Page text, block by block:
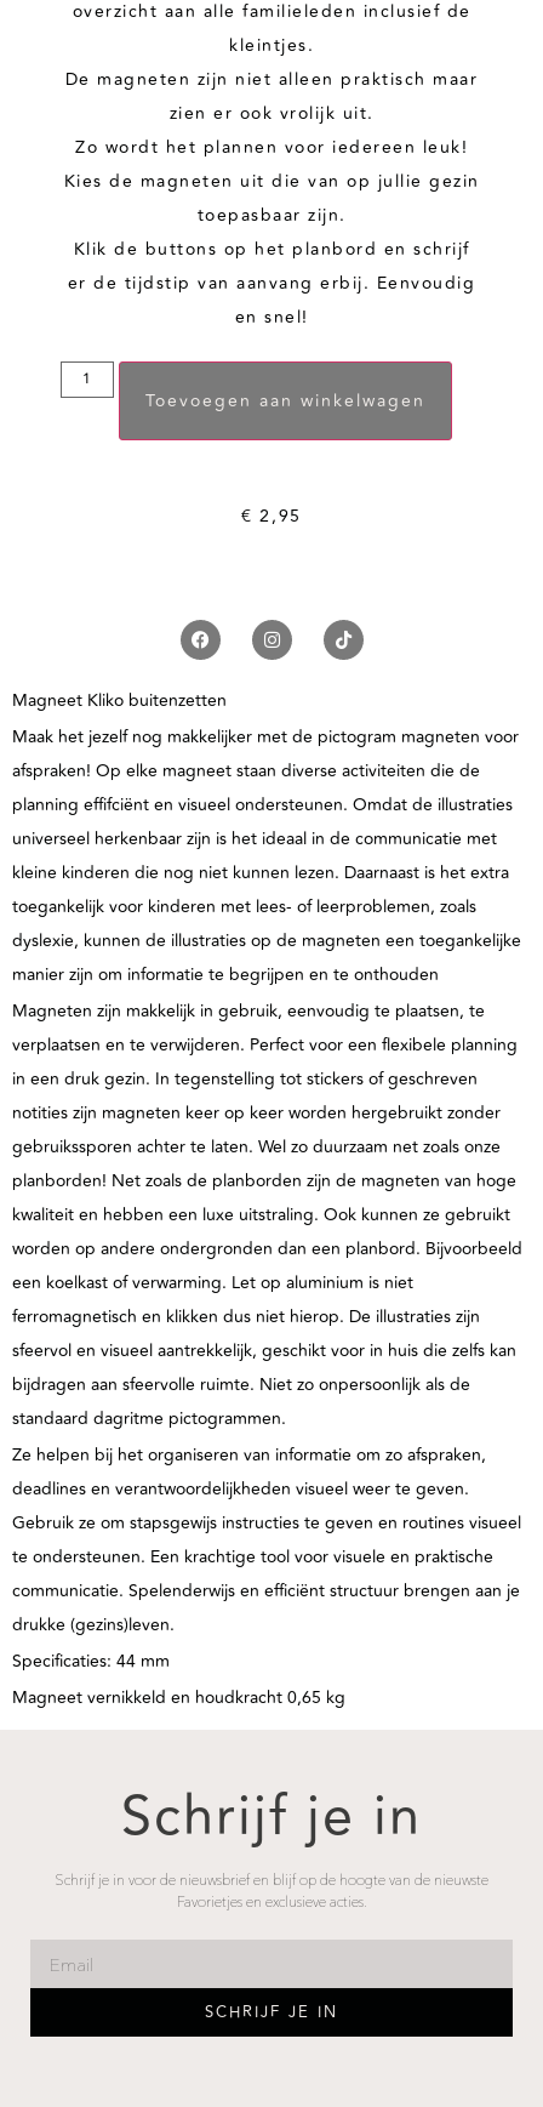
overzicht aan alle familieleden inclusief de
kleintjes.
De magneten zijn niet alleen praktisch maar
zien er ook vrolijk uit.
Zo wordt het plannen voor iedereen leuk!
Kies de magneten uit die van op jullie gezin
toepasbaar zijn.
Klik de buttons op het planbord en schrijf
er de tijdstip van aanvang erbij. Eenvoudig
en snel!
Toevoegen aan winkelwagen
€ 2,95
Magneet Kliko buitenzetten
Maak het jezelf nog makkelijker met de pictogram magneten voor
afspraken! Op elke magneet staan diverse activiteiten die de
planning effifciënt en visueel ondersteunen. Omdat de illustraties
universeel herkenbaar zijn is het ideaal in de communicatie met
kleine kinderen die nog niet kunnen lezen. Daarnaast is het extra
toegankelijk voor kinderen met lees- of leerproblemen, zoals
dyslexie, kunnen de illustraties op de magneten een toegankelijke
manier zijn om informatie te begrijpen en te onthouden
Magneten zijn makkelijk in gebruik, eenvoudig te plaatsen, te
verplaatsen en te verwijderen. Perfect voor een flexibele planning
in een druk gezin. In tegenstelling tot stickers of geschreven
notities zijn magneten keer op keer worden hergebruikt zonder
gebruikssporen achter te laten. Wel zo duurzaam net zoals onze
planborden! Net zoals de planborden zijn de magneten van hoge
kwaliteit en hebben een luxe uitstraling. Ook kunnen ze gebruikt
worden op andere ondergronden dan een planbord. Bijvoorbeeld
een koelkast of verwarming. Let op aluminium is niet
ferromagnetisch en klikken dus niet hierop. De illustraties zijn
sfeervol en visueel aantrekkelijk, geschikt voor in huis die zelfs kan
bijdragen aan sfeervolle ruimte. Niet zo onpersoonlijk als de
standaard dagritme pictogrammen.
Ze helpen bij het organiseren van informatie om zo afspraken,
deadlines en verantwoordelijkheden visueel weer te geven.
Gebruik ze om stapsgewijs instructies te geven en routines visueel
te ondersteunen. Een krachtige tool voor visuele en praktische
communicatie. Spelenderwijs en efficiënt structuur brengen aan je
drukke (gezins)leven.
Specificaties: 44 mm
Magneet vernikkeld en houdkracht 0,65 kg
Schrijf je in
Schrijf je in voor de nieuwsbrief en blijf op de hoogte van de nieuwste
Favorietjes en exclusieve acties.
SCHRIJF JE IN